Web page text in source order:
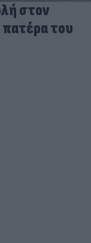
στον
πατέρα του